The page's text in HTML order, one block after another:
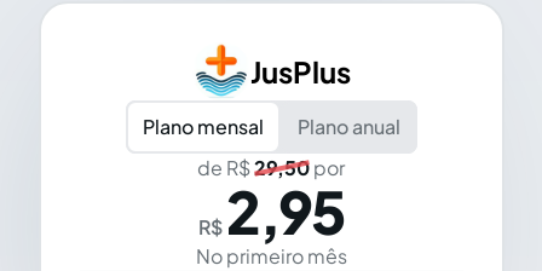
JusPlus
Plano mensal
Plano anual
de R$29,50por
R$ 2,95
No primeiro mês